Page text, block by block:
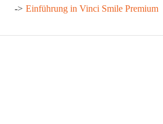
Einführung in Vinci Smile Premium